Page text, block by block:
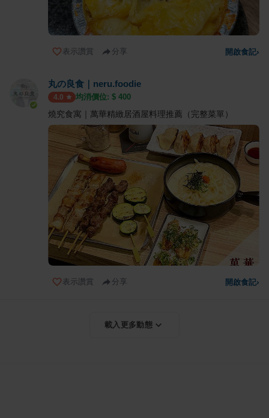
表示讚賞 分享 開啟食記›
丸の良食｜neru.foodie
4.0 均消價位: $ 400
燒究食寓｜萬華精緻居酒屋料理推薦（完整菜單）
表示讚賞 分享 開啟食記›
載入更多動態